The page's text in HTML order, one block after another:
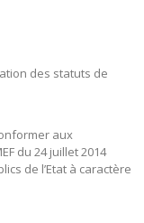
des statuts de
aux
du 24 juillet 2014
de l’Etat à caractère